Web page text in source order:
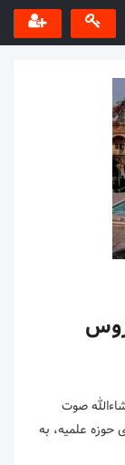
صوت
علمیه، به